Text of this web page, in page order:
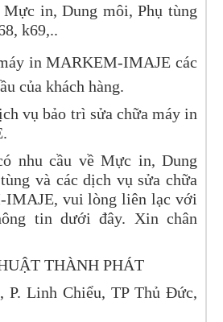
in, Dung môi, Phụ tùng
k69,..
in MARKEM-IMAJE các
của khách hàng.
bảo trì sửa chữa máy in
nhu cầu về Mực in, Dung
và các dịch vụ sửa chữa
vui lòng liên lạc với
tin dưới đây. Xin chân
THÀNH PHÁT
P. Linh Chiểu, TP Thủ Đức,